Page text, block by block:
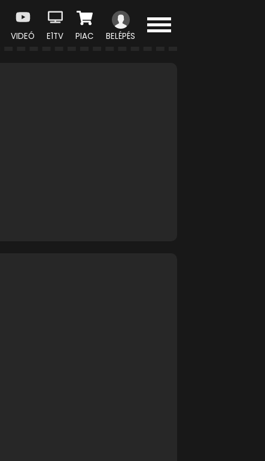
VIDEÓ E1TV PIAC BELÉPÉS